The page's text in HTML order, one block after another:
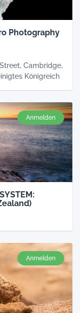
Photography
Cambridge,
Königreich
Anmelden
Anmelden